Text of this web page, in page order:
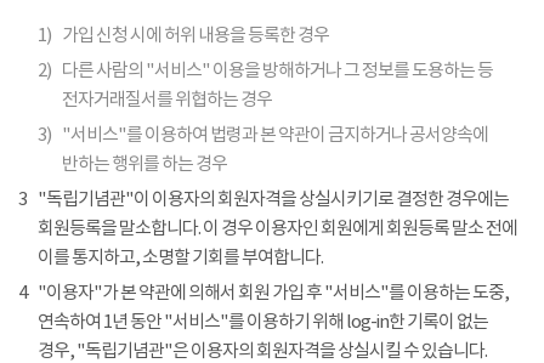
1) 가입 신청 시에 허위 내용을 등록한 경우
2) 다른 사람의 "서비스" 이용을 방해하거나 그 정보를 도용하는 등
전자거래질서를 위협하는 경우
3) "서비스"를 이용하여 법령과 본 약관이 금지하거나 공서양속에
반하는 행위를 하는 경우
3 "독립기념관"이 이용자의 회원자격을 상실시키기로 결정한 경우에는
회원등록을 말소합니다. 이 경우 이용자인 회원에게 회원등록 말소 전에
이를 통지하고, 소명할 기회를 부여합니다.
4
"이용자"가 본 약관에 의해서 회원 가입 후 "서비스"를 이용하는 도중,
연속하여 1년 동안 "서비스"를 이용하기 위해 log-in한 기록이 없는
경우, "독립기념관"은 이용자의 회원자격을 상실시킬 수 있습니다.